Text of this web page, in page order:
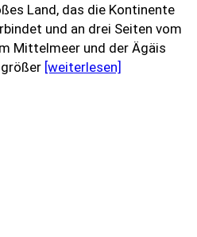
Land, das die Kontinente
und an drei Seiten vom
Mittelmeer und der Ägäis
[weiterlesen]